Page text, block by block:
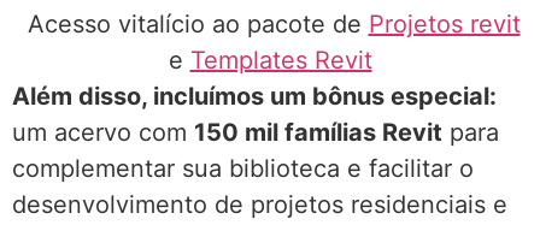
Acesso vitalício ao pacote de Projetos revit
e Templates Revit
Além disso, incluímos um bônus especial:
um acervo com 150 mil famílias Revit para
complementar sua biblioteca e facilitar o
desenvolvimento de projetos residenciais e